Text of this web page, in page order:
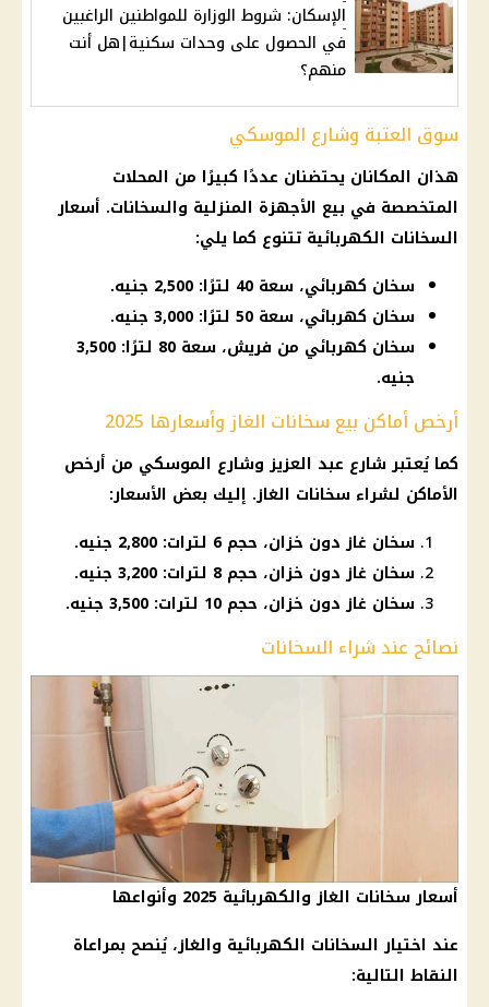
الإسكان: شروط الوزارة للمواطنين الراغبين
في الحصول على وحدات سكنية|هل أنت
منهم؟
سوق العتبة وشارع الموسكي
هذان المكانان يحتضنان عددًا كبيرًا من المحلات
المتخصصة في بيع الأجهزة المنزلية والسخانات. أسعار
السخانات الكهربائية تتنوع كما يلي:
سخان كهربائي، سعة 40 لترًا: 2,500 جنيه.
سخان كهربائي، سعة 50 لترًا: 3,000 جنيه.
سخان كهربائي من فريش، سعة 80 لترًا: 3,500
جنيه.
أرخص أماكن بيع سخانات الغاز وأسعارها 2025
كما يُعتبر شارع عبد العزيز وشارع الموسكي من أرخص
الأماكن لشراء سخانات الغاز. إليك بعض الأسعار:
سخان غاز دون خزان، حجم 6 لترات: 2,800 جنيه.
سخان غاز دون خزان، حجم 8 لترات: 3,200 جنيه.
سخان غاز دون خزان، حجم 10 لترات: 3,500 جنيه.
نصائح عند شراء السخانات
أسعار سخانات الغاز والكهربائية 2025 وأنواعها
عند اختيارالسخانات الكهربائية والغاز، يُنصح بمراعاة
النقاط التالية: